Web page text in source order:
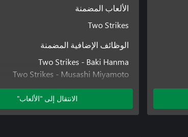
الألعاب المضمنة
Two Strikes
الوظائف الإضافية المضمنة
Two Strikes - Baki Hanma
Two Strikes - Musashi Miyamoto
Two Strikes - Shinigami
الانتقال إلى "الألعاب"